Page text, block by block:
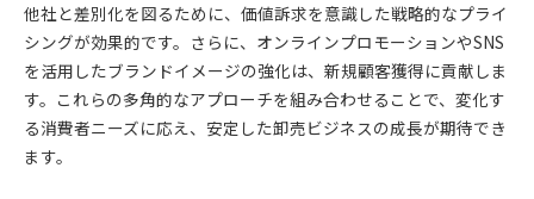
他社と差別化を図るために、価値訴求を意識した戦略的なプライ
シングが効果的です。さらに、オンラインプロモーションやSNS
を活用したブランドイメージの強化は、新規顧客獲得に貢献しま
す。これらの多角的なアプローチを組み合わせることで、変化す
る消費者ニーズに応え、安定した卸売ビジネスの成長が期待でき
ます。